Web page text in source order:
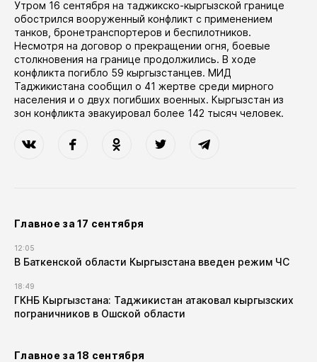
Утром 16 сентября на таджикско-кыргызской границе
обострился вооруженный конфликт с применением
танков, бронетранспортеров и беспилотников.
Несмотря на договор о прекращении огня, боевые
столкновения на границе продолжились. В ходе
конфликта погибло 59 кыргызстанцев. МИД
Таджикистана сообщил о 41 жертве среди мирного
населения и о двух погибших военных. Кыргызстан из
зон конфликта эвакуировал более 142 тысяч человек.
Главное за 17 сентября
12:05
В Баткенской области Кыргызстана введен режим ЧС
18:49
ГКНБ Кыргызстана: Таджикистан атаковал кыргызских
пограничников в Ошской области
Главное за 18 сентября